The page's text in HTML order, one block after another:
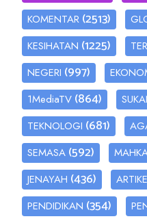
KOMENTAR (2513)
KESIHATAN (1225)
NEGERI (997)
1MediaTV (864)
TEKNOLOGI (681)
SEMASA (592)
JENAYAH (436)
PENDIDIKAN (354)